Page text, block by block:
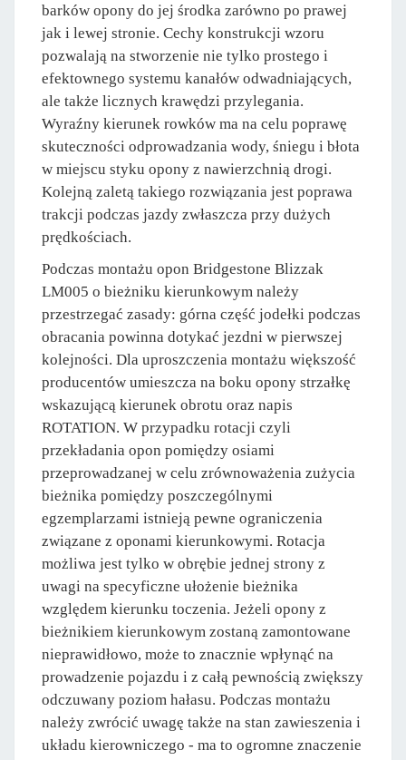
barków opony do jej środka zarówno po prawej
jak i lewej stronie. Cechy konstrukcji wzoru
pozwalają na stworzenie nie tylko prostego i
efektownego systemu kanałów odwadniających,
ale także licznych krawędzi przylegania.
Wyraźny kierunek rowków ma na celu poprawę
skuteczności odprowadzania wody, śniegu i błota
w miejscu styku opony z nawierzchnią drogi.
Kolejną zaletą takiego rozwiązania jest poprawa
trakcji podczas jazdy zwłaszcza przy dużych
prędkościach.
Podczas montażu opon Bridgestone Blizzak
LM005 o bieżniku kierunkowym należy
przestrzegać zasady: górna część jodełki podczas
obracania powinna dotykać jezdni w pierwszej
kolejności. Dla uproszczenia montażu większość
producentów umieszcza na boku opony strzałkę
wskazującą kierunek obrotu oraz napis
ROTATION. W przypadku rotacji czyli
przekładania opon pomiędzy osiami
przeprowadzanej w celu zrównoważenia zużycia
bieżnika pomiędzy poszczególnymi
egzemplarzami istnieją pewne ograniczenia
związane z oponami kierunkowymi. Rotacja
możliwa jest tylko w obrębie jednej strony z
uwagi na specyficzne ułożenie bieżnika
względem kierunku toczenia. Jeżeli opony z
bieżnikiem kierunkowym zostaną zamontowane
nieprawidłowo, może to znacznie wpłynąć na
prowadzenie pojazdu i z całą pewnością zwiększy
odczuwany poziom hałasu. Podczas montażu
należy zwrócić uwagę także na stan zawieszenia i
układu kierowniczego - ma to ogromne znaczenie